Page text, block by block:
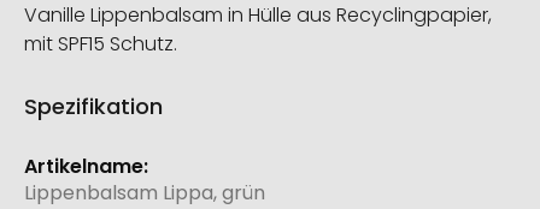
Vanille Lippenbalsam in Hülle aus Recyclingpapier,
mit SPF15 Schutz.
Spezifikation
Weitere
Informationen
Lippenbalsam Lippa, grün